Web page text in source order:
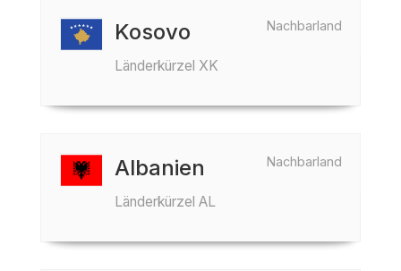
Nachbarland
Kosovo
Länderkürzel XK
Nachbarland
Albanien
Länderkürzel AL